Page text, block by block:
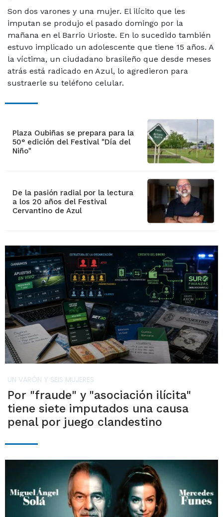
Son dos varones y una mujer. El ilícito que les
imputan se produjo el pasado domingo por la
mañana en el Barrio Urioste. En lo sucedido también
estuvo implicado un adolescente que tiene 15 años. A
la víctima, un ciudadano brasileño que desde meses
atrás está radicado en Azul, lo agredieron para
sustraerle su teléfono celular.
Plaza Oubiñas se prepara para la
50° edición del Festival "Día del
Niño"
De la pasión radial por la lectura
a los 20 años del Festival
Cervantino de Azul
UN VARÓN Y SEIS MUJERES
Por "fraude" y "asociación ilícita"
tiene siete imputados una causa
penal por juego clandestino